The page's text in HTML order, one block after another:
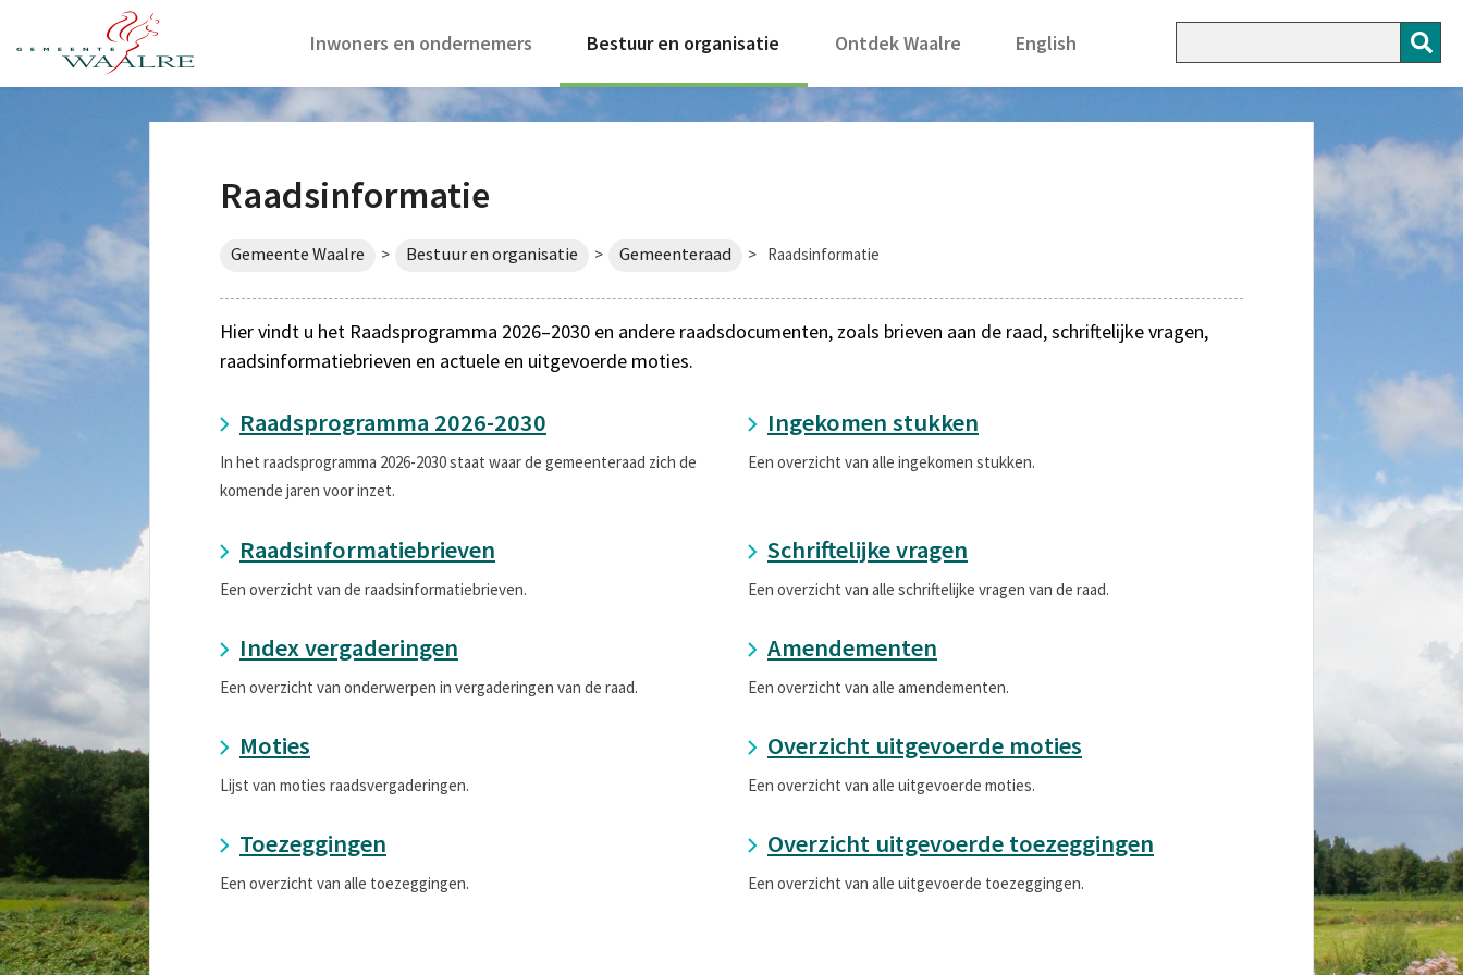
Inwoners en ondernemers Bestuur en organisatie Ontdek Waalre English
Raadsinformatie
Gemeente Waalre > Bestuur en organisatie > Gemeenteraad > Raadsinformatie
Hier vindt u het Raadsprogramma 2026–2030 en andere raadsdocumenten, zoals brieven aan de raad, schriftelijke vragen,
raadsinformatiebrieven en actuele en uitgevoerde moties.
Raadsprogramma 2026-2030
In het raadsprogramma 2026-2030 staat waar de gemeenteraad zich de
komende jaren voor inzet.
Ingekomen stukken
Een overzicht van alle ingekomen stukken.
Raadsinformatiebrieven
Een overzicht van de raadsinformatiebrieven.
Schriftelijke vragen
Een overzicht van alle schriftelijke vragen van de raad.
Index vergaderingen
Een overzicht van onderwerpen in vergaderingen van de raad.
Amendementen
Een overzicht van alle amendementen.
Moties
Lijst van moties raadsvergaderingen.
Overzicht uitgevoerde moties
Een overzicht van alle uitgevoerde moties.
Toezeggingen
Een overzicht van alle toezeggingen.
Overzicht uitgevoerde toezeggingen
Een overzicht van alle uitgevoerde toezeggingen.